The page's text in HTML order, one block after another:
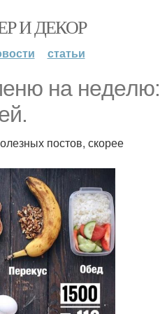
И ДЕКОР
статьи
нa нeдeлю:
постов, скорее